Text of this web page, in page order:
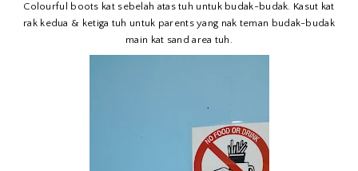
Colourful boots kat sebelah atas tuh untuk budak-budak. Kasut kat
rak kedua & ketiga tuh untuk parents yang nak teman budak-budak
main kat sand area tuh.